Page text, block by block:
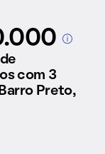
A partir dos imóveis
com 3
Preto,